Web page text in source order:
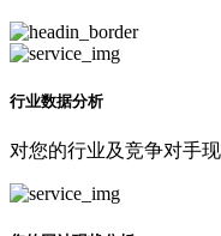
行业数据分析
对您的行业及竞争对手